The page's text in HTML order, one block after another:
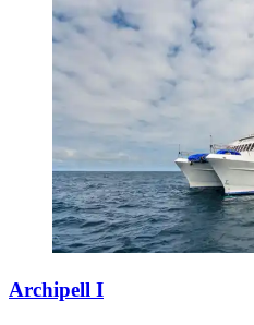
Archipell I